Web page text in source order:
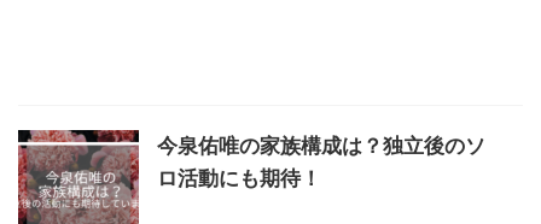
今泉佑唯の家族構成は？独立後のソ
ロ活動にも期待！